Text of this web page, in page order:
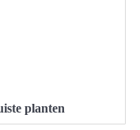
planten